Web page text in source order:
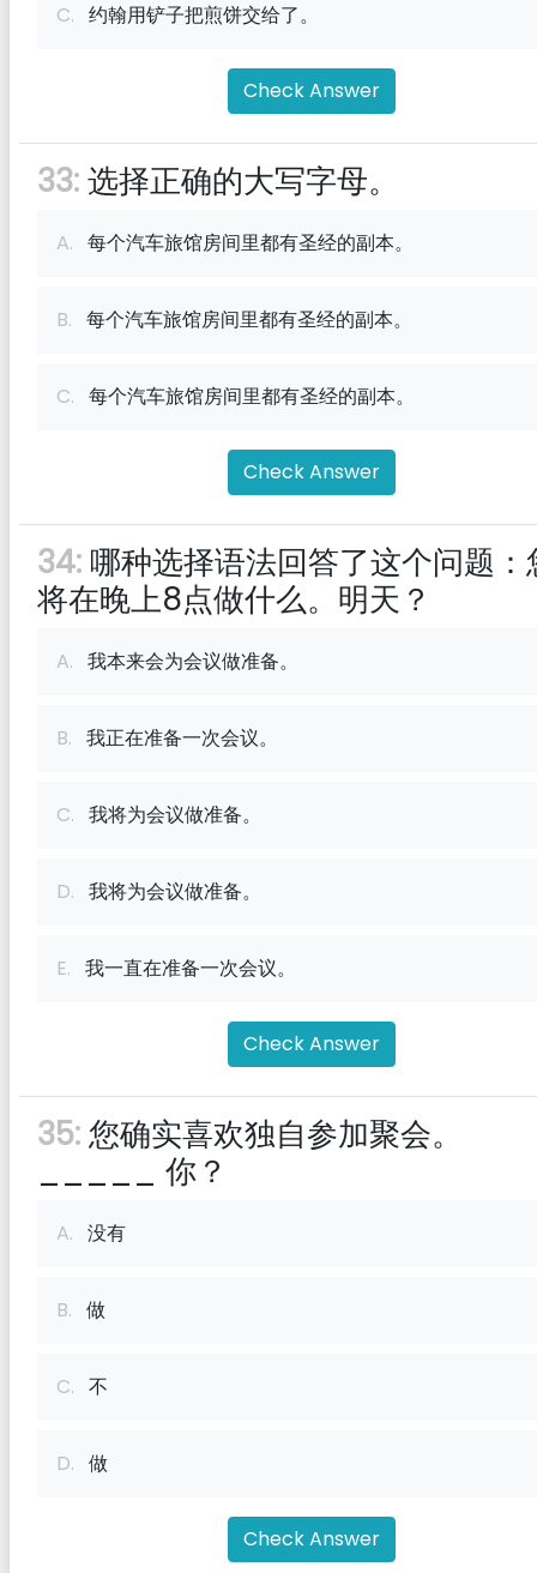
C. 约翰用铲子把煎饼交给了。
Check Answer
33:选择正确的大写字母。
A. 每个汽车旅馆房间里都有圣经的副本。
B. 每个汽车旅馆房间里都有圣经的副本。
C. 每个汽车旅馆房间里都有圣经的副本。
Check Answer
34: 哪种选择语法回答了这个问题：
将在晚上8点做什么。明天？
A. 我本来会为会议做准备。
B. 我正在准备一次会议。
C. 我将为会议做准备。
D. 我将为会议做准备。
E. 我一直在准备一次会议。
Check Answer
35:您确实喜欢独自参加聚会。
_____ 你？
A. 没有
B. 做
C. 不
D. 做
Check Answer